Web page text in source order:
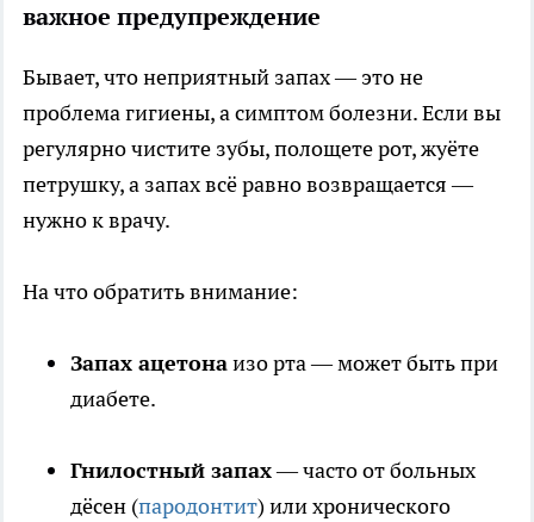
важное предупреждение
Бывает, что неприятный запах — это не
проблема гигиены, а симптом болезни. Если вы
регулярно чистите зубы, полощете рот, жуёте
петрушку, а запах всё равно возвращается —
нужно к врачу.
На что обратить внимание:
Запах ацетонаизо рта — может быть при
диабете.
Гнилостный запах— часто от больных
дёсен (пародонтит) или хронического